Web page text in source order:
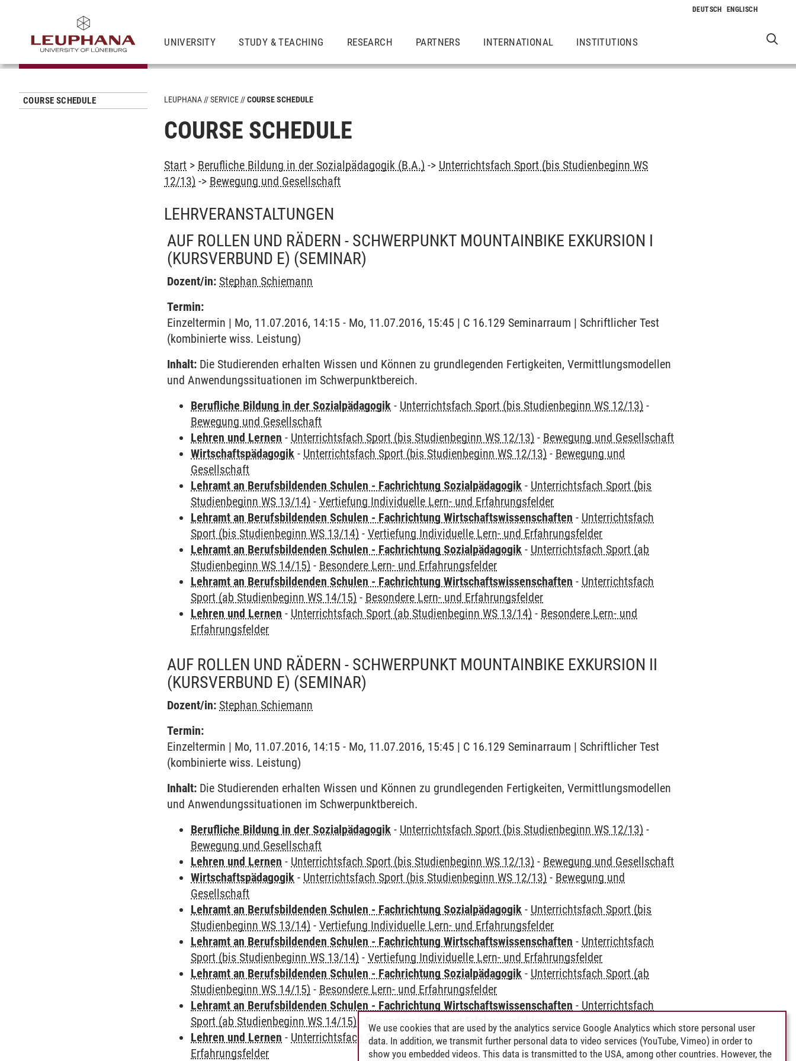
UNIVERSITY STUDY & TEACHING RESEARCH PARTNERS INTERNATIONAL INSTITUTIONS
COURSE SCHEDULE LEUPHANA SERVICE COURSE SCHEDULE
COURSE SCHEDULE
Start > Berufliche Bildung in der Sozialpädagogik (B.A.) -> Unterrichtsfach Sport (bis Studienbeginn WS
12/13) -> Bewegung und Gesellschaft
LEHRVERANSTALTUNGEN
AUF ROLLEN UND RÄDERN - SCHWERPUNKT MOUNTAINBIKE EXKURSION I
(KURSVERBUND E) (SEMINAR)
Dozent/in: Stephan Schiemann
Termin:
Einzeltermin | Mo, 11.07.2016, 14:15 - Mo, 11.07.2016, 15:45 | C 16.129 Seminarraum | Schriftlicher Test
(kombinierte wiss. Leistung)
Inhalt: Die Studierenden erhalten Wissen und Können zu grundlegenden Fertigkeiten, Vermittlungsmodellen
und Anwendungssituationen im Schwerpunktbereich.
Berufliche Bildung in der Sozialpädagogik - Unterrichtsfach Sport (bis Studienbeginn WS 12/13) -
Bewegung und Gesellschaft
Lehren und Lernen - Unterrichtsfach Sport (bis Studienbeginn WS 12/13) - Bewegung und Gesellschaft
Wirtschaftspädagogik - Unterrichtsfach Sport (bis Studienbeginn WS 12/13) - Bewegung und
Gesellschaft
Lehramt an Berufsbildenden Schulen - Fachrichtung Sozialpädagogik - Unterrichtsfach Sport (bis
Studienbeginn WS 13/14) -Vertiefung Individuelle Lern- und Erfahrungsfelder
Lehramt an Berufsbildenden Schulen - Fachrichtung Wirtschaftswissenschaften - Unterrichtsfach
Sport (bis Studienbeginn WS 13/14) -Vertiefung Individuelle Lern- und Erfahrungsfelder
Lehramt an Berufsbildenden Schulen - Fachrichtung Sozialpädagogik - Unterrichtsfach Sport (ab
Studienbeginn WS 14/15) - Besondere Lern- und Erfahrungsfelder
Lehramt an Berufsbildenden Schulen - Fachrichtung Wirtschaftswissenschaften - Unterrichtsfach
Sport (ab Studienbeginn WS 14/15) - Besondere Lern- und Erfahrungsfelder
Lehren und Lernen - Unterrichtsfach Sport (ab Studienbeginn WS 13/14) - Besondere Lern- und
Erfahrungsfelder
AUF ROLLEN UND RÄDERN - SCHWERPUNKT MOUNTAINBIKE EXKURSION II
(KURSVERBUND E) (SEMINAR)
Dozent/in: Stephan Schiemann
Termin:
Einzeltermin | Mo, 11.07.2016, 14:15 - Mo, 11.07.2016, 15:45 | C 16.129 Seminarraum | Schriftlicher Test
(kombinierte wiss. Leistung)
Inhalt: Die Studierenden erhalten Wissen und Können zu grundlegenden Fertigkeiten, Vermittlungsmodellen
und Anwendungssituationen im Schwerpunktbereich.
Berufliche Bildung in der Sozialpädagogik - Unterrichtsfach Sport (bis Studienbeginn WS 12/13) -
Bewegung und Gesellschaft
Lehren und Lernen - Unterrichtsfach Sport (bis Studienbeginn WS 12/13) - Bewegung und Gesellschaft
Wirtschaftspädagogik - Unterrichtsfach Sport (bis Studienbeginn WS 12/13) - Bewegung und
Gesellschaft
Lehramt an Berufsbildenden Schulen - Fachrichtung Sozialpädagogik - Unterrichtsfach Sport (bis
Studienbeginn WS 13/14) -Vertiefung Individuelle Lern- und Erfahrungsfelder
Lehramt an Berufsbildenden Schulen - Fachrichtung Wirtschaftswissenschaften - Unterrichtsfach
Sport (bis Studienbeginn WS 13/14) -Vertiefung Individuelle Lern- und Erfahrungsfelder
Lehramt an Berufsbildenden Schulen - Fachrichtung Sozialpädagogik - Unterrichtsfach Sport (ab
Studienbeginn WS 14/15) - Besondere Lern- und Erfahrungsfelder
Lehramt an Berufsbildenden Schulen - Fachrichtung Wirtschaftswissenschaften - Unterrichtsfach
Sport (ab Studienbeginn WS 14/15)
Besondere Lern- und Erfahrungsfelder
Lehren und Lernen - Unterrichtsfach Sport (ab Studienbeginn WS 13/14)-Besondere Lern- und
Erfahrungsfelder
We use cookies that are used by the analytics service Google Analytics which store personal user
data. In addition, we transmit further personal data to video services (YouTube, Vimeo) in order to
show you embedded videos. This data is transmitted to the USA, among other countries. However, the